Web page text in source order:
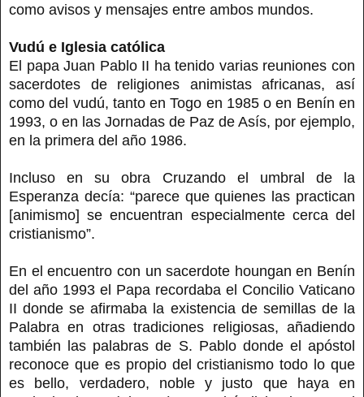
como avisos y mensajes entre ambos mundos.
Vudú e Iglesia católica
El papa Juan Pablo II ha tenido varias reuniones con
sacerdotes de religiones animistas africanas, así
como del vudú, tanto en Togo en 1985 o en Benín en
1993, o en las Jornadas de Paz de Asís, por ejemplo,
en la primera del año 1986.
Incluso en su obra Cruzando el umbral de la
Esperanza decía: “parece que quienes las practican
[animismo] se encuentran especialmente cerca del
cristianismo”.
En el encuentro con un sacerdote houngan en Benín
del año 1993 el Papa recordaba el Concilio Vaticano
II donde se afirmaba la existencia de semillas de la
Palabra en otras tradiciones religiosas, añadiendo
también las palabras de S. Pablo donde el apóstol
reconoce que es propio del cristianismo todo lo que
es bello, verdadero, noble y justo que haya en